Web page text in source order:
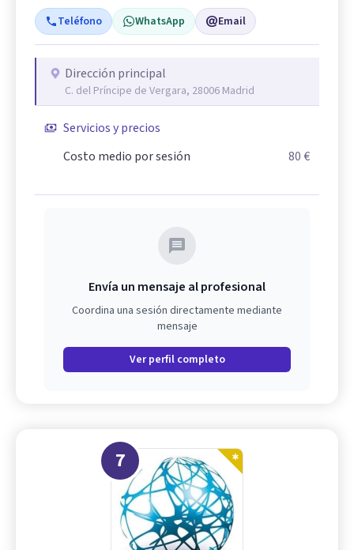
Teléfono WhatsApp Email
Dirección principal
C. del Príncipe de Vergara, 28006 Madrid
Servicios y precios
Costo medio por sesión
80 €
Envía un mensaje al profesional
Coordina una sesión directamente mediante
mensaje
Ver perfil completo
7